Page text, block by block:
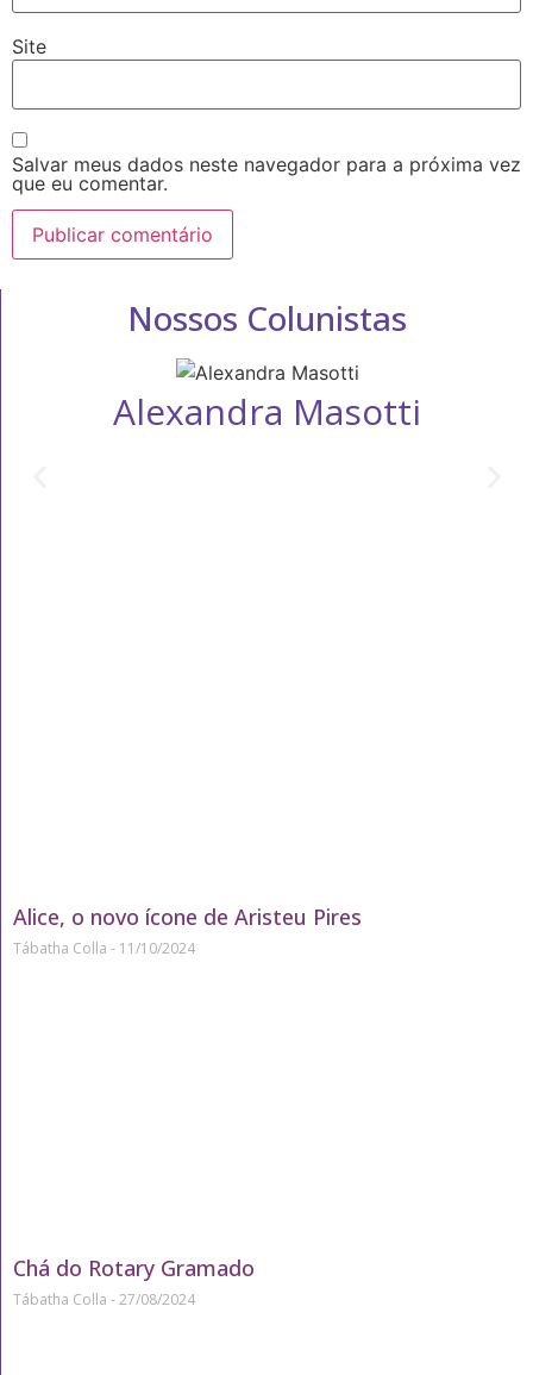
Site
Salvar meus dados neste navegador para a próxima vez
que eu comentar.
Nossos Colunistas
Alexandra Masotti
Alice, o novo ícone de Aristeu Pires
Tábatha Colla 11/10/2024
Chá do Rotary Gramado
Tábatha Colla 27/08/2024